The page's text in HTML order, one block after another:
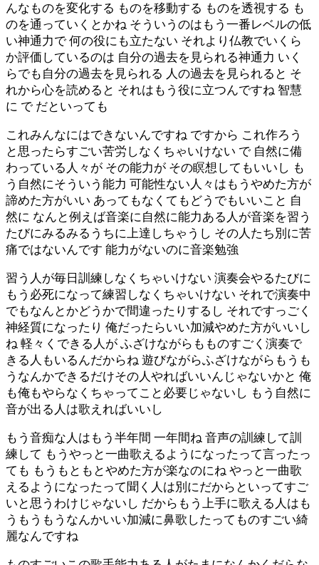
んなものを変化する ものを移動する ものを透視する も
のを通っていくとかね そういうのはもう一番レベルの低
い神通力で 何の役にも立たない それより仏教でいくら
か評価しているのは 自分の過去を見られる神通力 いく
らでも自分の過去を見られる 人の過去を見られると そ
れから心を読めると それはもう役に立つんですね 智慧
に で だといっても
これみんなにはできないんですね ですから これ作ろう
と思ったらすごい苦労しなくちゃいけない で 自然に備
わっている人々が その能力が その瞑想してもいいし も
う自然にそういう能力 可能性ない人々はもうやめた方が
諦めた方がいい あってもなくてもどうでもいいこと 自
然に なんと例えば音楽に自然に能力ある人が音楽を習う
たびにみるみるうちに上達しちゃうし その人たち別に苦
痛ではないんです 能力がないのに音楽勉強
習う人が毎日訓練しなくちゃいけない 演奏会やるたびに
もう必死になって練習しなくちゃいけない それで演奏中
でもなんとかどうかで間違ったりするし それですっごく
神経質になったり 俺だったらいい加減やめた方がいいし
ね 軽々くできる人が ふざけながらもものすごく演奏で
きる人もいるんだからね 遊びながらふざけながらもうも
うなんかできるだけその人やればいいんじゃないかと 俺
も俺もやらなくちゃってこと必要じゃないし もう自然に
音が出る人は歌えればいいし
もう音痴な人はもう半年間 一年間ね 音声の訓練して訓
練して もうやっと一曲歌えるようになったって言ったっ
ても もうもともとやめた方が楽なのにね やっと一曲歌
えるようになったって聞く人は別にだからといってすご
いと思うわけじゃないし だからもう上手に歌える人はも
うもうもうなんかいい加減に鼻歌したってものすごい綺
麗なんですね